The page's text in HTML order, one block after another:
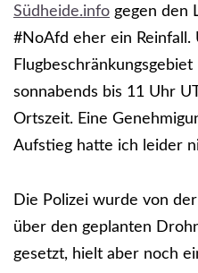
Südheide.info gegen den
#NoAfd eher ein Reinfall.
Flugbeschränkungsgebiet
sonnabends bis 11 Uhr
Ortszeit. Eine
Aufstieg hatte ich leider
Die Polizei wurde von
über den geplanten
gesetzt, hielt aber noch